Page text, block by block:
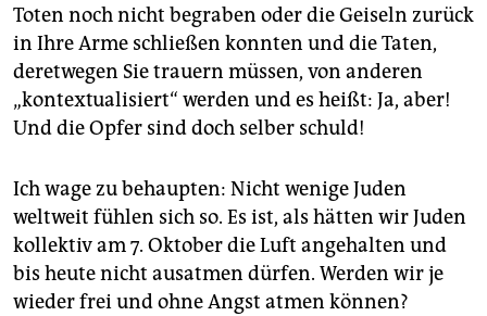
Toten noch nicht begraben oder die Geiseln zurück
in Ihre Arme schließen konnten und die Taten,
deretwegen Sie trauern müssen, von anderen
„kontextualisiert“ werden und es heißt: Ja, aber!
Und die Opfer sind doch selber schuld!
Ich wage zu behaupten: Nicht wenige Juden
weltweit fühlen sich so. Es ist, als hätten wir Juden
kollektiv am 7. Oktober die Luft angehalten und
bis heute nicht ausatmen dürfen. Werden wir je
wieder frei und ohne Angst atmen können?